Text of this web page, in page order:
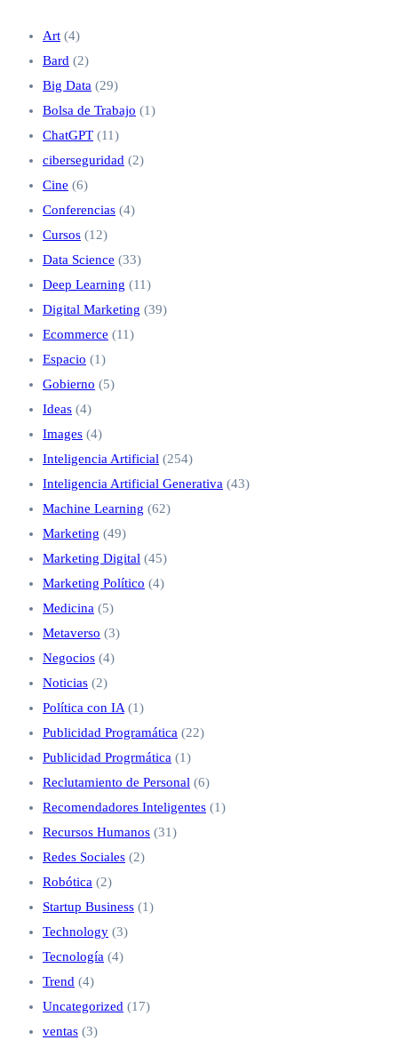
Art (4)
Bard (2)
Big Data (29)
Bolsa de Trabajo (1)
ChatGPT (11)
ciberseguridad (2)
Cine (6)
Conferencias (4)
Cursos (12)
Data Science (33)
Deep Learning (11)
Digital Marketing (39)
Ecommerce (11)
Espacio (1)
Gobierno (5)
Ideas (4)
Images (4)
Inteligencia Artificial (254)
Inteligencia Artificial Generativa (43)
Machine Learning (62)
Marketing (49)
Marketing Digital (45)
Marketing Político (4)
Medicina (5)
Metaverso (3)
Negocios (4)
Noticias (2)
Política con IA(1)
Publicidad Programática (22)
Publicidad Progrmática (1)
Reclutamiento de Personal (6)
Recomendadores Inteligentes (1)
Recursos Humanos (31)
Redes Sociales (2)
Robótica (2)
Startup Business (1)
Technology (3)
Tecnología (4)
Trend (4)
Uncategorized (17)
ventas (3)